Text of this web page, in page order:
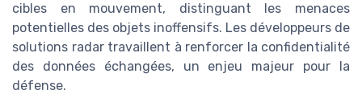
cibles en mouvement, distinguant les menaces
potentielles des objets inoffensifs. Les développeurs de
solutions radar travaillent à renforcer la confidentialité
des données échangées, un enjeu majeur pour la
défense.